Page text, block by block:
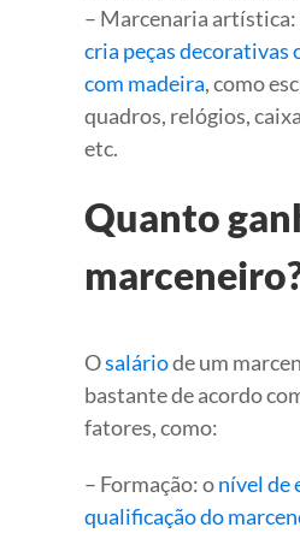
– Marcenaria artística:
cria peças
com madeira, como
quadros, relógios,
etc.
Quanto
Osaláriode um
bastante de acordo
fatores, como:
– Formação: onível de
qualificação do